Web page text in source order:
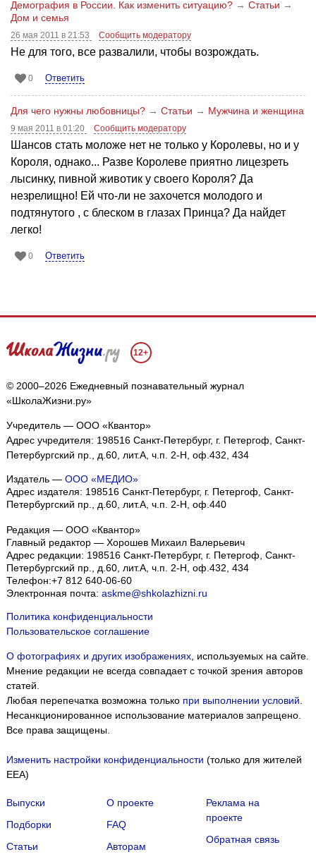
Демография в России. Как изменить ситуацию? → Статьи →
Дом и семья
26 мая 2011 в 21:53 Сообщить модератору
Не для того, все развалили, чтобы возрождать.
0 Ответить
Для чего нужны любовницы? → Статьи → Мужчина и женщина
9 мая 2011 в 01:20 Сообщить модератору
Шансов стать моложе нет не только у Королевы, но и у
Короля, однако... Разве Королеве приятно лицезреть
лысинку, пивной животик у своего Короля? Да
незрелищно! Ей что-ли не захочется молодого и
подтянутого , с блеском в глазах Принца? Да найдет
легко!
0 Ответить
12+
© 2000–2026 Ежедневный познавательный журнал
«ШколаЖизни.ру»
Учредитель — ООО «Квантор»
Адрес учредителя: 198516 Санкт-Петербург, г. Петергоф, Санкт-
Петербургский пр., д.60, лит.А, ч.п. 2-Н, оф.432, 434
Издатель — ООО «МЕДИО»
Адрес издателя: 198516 Санкт-Петербург, г. Петергоф, Санкт-
Петербургский пр., д.60, лит.А, ч.п. 2-Н, оф.440
Редакция — ООО «Квантор»
Главный редактор — Хорошев Михаил Валерьевич
Адрес редакции: 198516 Санкт-Петербург, г. Петергоф, Санкт-
Петербургский пр., д.60, лит.А, ч.п. 2-Н, оф.432, 434
Телефон:+7 812 640-06-60
Электронная почта: askme@shkolazhizni.ru
Политика конфиденциальности
Пользовательское соглашение
О фотографиях и других изображениях, используемых на сайте.
Мнение редакции не всегда совпадает с точкой зрения авторов
статей.
Любая перепечатка возможна только при выполнении условий.
Несанкционированное использование материалов запрещено.
Все права защищены.
Изменить настройки конфиденциальности (только для жителей
EEA)
Выпуски
Подборки
Статьи
О проекте
FAQ
Авторам
Реклама на
проекте
Обратная связь